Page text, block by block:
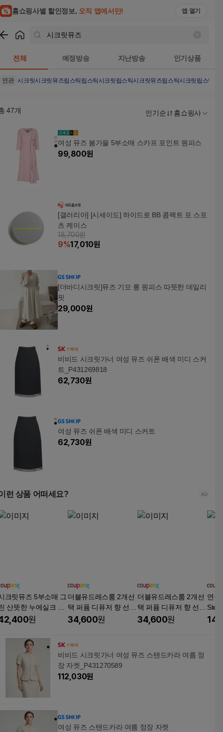
홈쇼핑사별 할인정보, 오직 앱에서만! 앱 열기
전체 예정방송 지난방송 인기상품
연관 시크릿시크릿뮤즈립스틱 립스틱 시크릿립스틱시크릿뮤즈립스틱시크릿립스틱시
47개 인기순 홈쇼핑사
여성 뮤즈 봄가을 5부소매 스카프 포인트 원피스
99,800원
[갤러리아] [시세이도] 하이드로 BB 콤팩트 포 스포
츠 케이스
18,700원
9%17,010원
[더바디시크릿]뮤즈 기모 롱 원피스 따뜻한 데일리
핏
29,000원
비비드 시크릿가너 여성 뮤즈 쉬폰 배색 미디 스커
트_P431269818
62,730원
여성 뮤즈 쉬폰 배색 미디 스커트
62,730원
런 상품 어떠세요?
크릿뮤즈 5부소매 그
산뜻한 누에실크 가
건 상의 여
원
더블유드레스룸 2개선
택 퍼퓸 디퓨저 향 선택
본품 120ml+리필 125
34,600원
더블유드레스룸 2개선
택 퍼퓸 디퓨저 향 선택
본품 120ml+리필 125
34,600원
연꽃
비녀
비비드 시크릿가너 여성 뮤즈 스탠드카라 여름 정
장 자켓_P431270589
112,030원
여성 뮤즈 스탠드카라 여름 정장 자켓